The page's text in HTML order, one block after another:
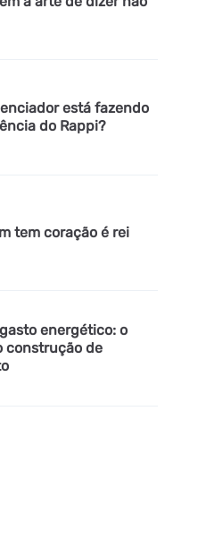
está fazendo
do Rappi?
tem coração é rei
energético: o
construção de